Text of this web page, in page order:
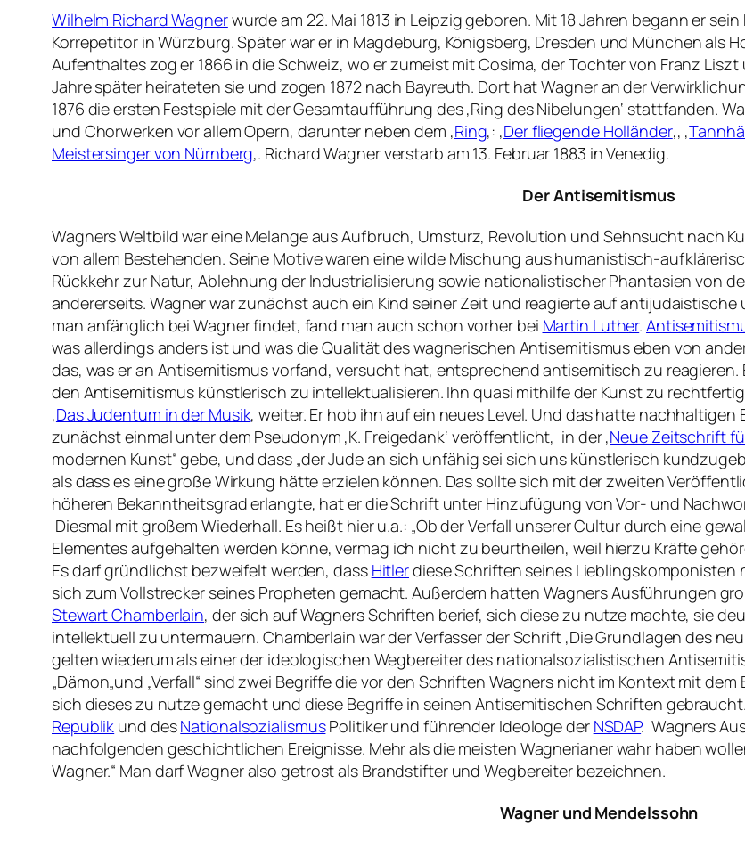
Wilhelm Richard Wagnerwurde am 22. Mai 1813 in Leipzig geboren. Mit 18 Jahren begann er
Korrepetitor in Würzburg. Später war er in Magdeburg, Königsberg, Dresden und München als
Aufenthaltes zog er 1866 in die Schweiz, wo er zumeist mit Cosima, der Tochter von Franz
Jahre später heirateten sie und zogen 1872 nach Bayreuth. Dort hat Wagner an der
1876 die ersten Festspiele mit der Gesamtaufführung des ‚Ring des Nibelungen‘ stattfanden.
und Chorwerken vor allem Opern, darunter neben dem ‚Ring‚: ‚Der fliegende Holländer‚, ‚
Meistersinger von Nürnberg‚. Richard Wagner verstarb am 13. Februar 1883 in Venedig.
Der Antisemitismus
Wagners Weltbild war eine Melange aus Aufbruch, Umsturz, Revolution und Sehnsucht nach
von allem Bestehenden. Seine Motive waren eine wilde Mischung aus humanistisch-
Rückkehr zur Natur, Ablehnung der Industrialisierung sowie nationalistischer Phantasien von
andererseits. Wagner war zunächst auch ein Kind seiner Zeit und reagierte auf
man anfänglich bei Wagner findet, fand man auch schon vorher bei Martin Luther.
was allerdings anders ist und was die Qualität des wagnerischen Antisemitismus eben von
das, was er an Antisemitismus vorfand, versucht hat, entsprechend antisemitisch zu reagieren.
den Antisemitismus künstlerisch zu intellektualisieren. Ihn quasi mithilfe der Kunst zu
‚Das Judentum in der Musik‚ weiter. Er hob ihn auf ein neues Level. Und das hatte nachhaltigen
zunächst einmal unter dem Pseudonym ‚K. Freigedank‘ veröffentlicht, in der ‚Neue Zeitschrift
modernen Kunst“ gebe, und dass „der Jude an sich unfähig sei sich uns künstlerisch
als dass es eine große Wirkung hätte erzielen können. Das sollte sich mit der zweiten
höheren Bekanntheitsgrad erlangte, hat er die Schrift unter Hinzufügung von Vor- und
Diesmal mit großem Wiederhall. Es heißt hier u.a.: „Ob der Verfall unserer Cultur durch eine
Elementes aufgehalten werden könne, vermag ich nicht zu beurtheilen, weil hierzu Kräfte
Es darf gründlichst bezweifelt werden, dass Hitlerdiese Schriften seines
sich zum Vollstrecker seines Propheten gemacht. Außerdem hatten Wagners Ausführungen
Stewart Chamberlain, der sich auf Wagners Schriften berief, sich diese zu nutze machte, sie
intellektuell zu untermauern. Chamberlain war der Verfasser der Schrift ‚Die Grundlagen des
gelten wiederum als einer der ideologischen Wegbereiter des nationalsozialistischen
„Dämon„und „Verfall“ sind zwei Begriffe die vor den Schriften Wagners nicht im Kontext mit
sich dieses zu nutze gemacht und diese Begriffe in seinen Antisemitischen Schriften
Republik und desNationalsozialismusPolitiker und führender Ideologe der NSDAP. Wagners
nachfolgenden geschichtlichen Ereignisse. Mehr als die meisten Wagnerianer wahr haben
Wagner.“ Man darf Wagner also getrost als Brandstifter und Wegbereiter bezeichnen.
Wagner und Mendelssohn